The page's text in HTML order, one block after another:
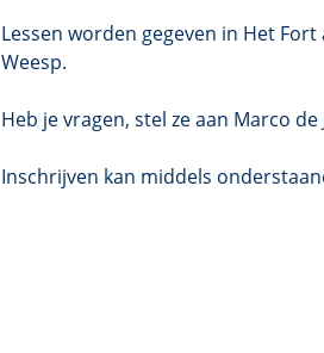
Lessen worden gegeven in Het
Weesp.
Heb je vragen, stel ze aan Marco
Inschrijven kan middels